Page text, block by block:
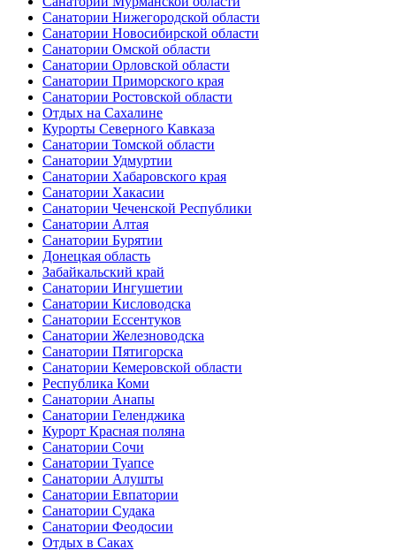
Санатории Нижегородской области
Санатории Новосибирской области
Санатории Омской области
Санатории Орловской области
Санатории Приморского края
Санатории Ростовской области
Отдых на Сахалине
Курорты Северного Кавказа
Санатории Томской области
Санатории Удмуртии
Санатории Хабаровского края
Санатории Хакасии
Санатории Чеченской Республики
Санатории Алтая
Санатории Бурятии
Донецкая область
Забайкальский край
Санатории Ингушетии
Санатории Кисловодска
Санатории Ессентуков
Санатории Железноводска
Санатории Пятигорска
Санатории Кемеровской области
Республика Коми
Санатории Анапы
Санатории Геленджика
Курорт Красная поляна
Санатории Сочи
Санатории Туапсе
Санатории Алушты
Санатории Евпатории
Санатории Судака
Санатории Феодосии
Отдых в Саках